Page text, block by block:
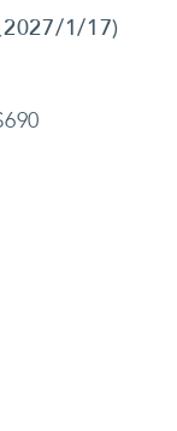
2027/1/17)